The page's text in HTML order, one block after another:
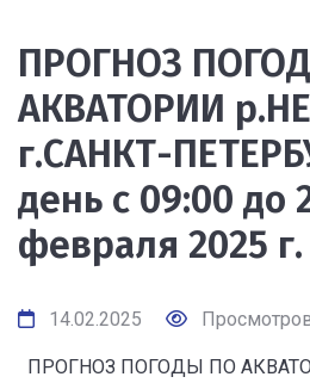
ПРОГНОЗ
АКВАТОРИИ
г.САНКТ-
день с 09:00 до
февраля 2025 г.
14.02.2025
ПРОГНОЗ ПОГОДЫ ПО